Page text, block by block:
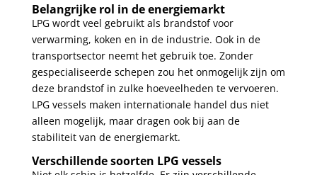
Belangrijke rol in de energiemarkt
LPG wordt veel gebruikt als brandstof voor
verwarming, koken en in de industrie. Ook in de
transportsector neemt het gebruik toe. Zonder
gespecialiseerde schepen zou het onmogelijk zijn om
deze brandstof in zulke hoeveelheden te vervoeren.
LPG vessels maken internationale handel dus niet
alleen mogelijk, maar dragen ook bij aan de
stabiliteit van de energiemarkt.
Verschillende soorten LPG vessels